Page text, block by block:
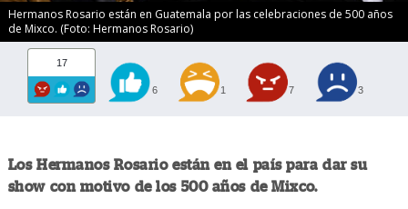
Hermanos Rosario están en Guatemala por las celebraciones de 500 años
de Mixco. (Foto: Hermanos Rosario)
17
6 1 7 3
Los Hermanos Rosario están en el país para dar su
show con motivo de los 500 años de Mixco.